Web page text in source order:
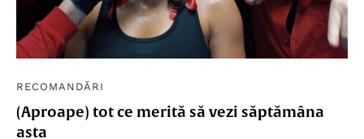
RECOMANDĂRI
(Aproape) tot ce merită să vezi săptămâna
asta